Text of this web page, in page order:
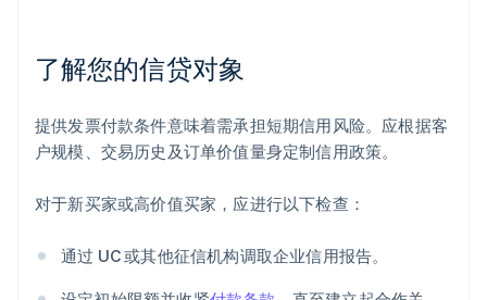
了解您的信贷对象
提供发票付款条件意味着需承担短期信用风险。应根据客
户规模、交易历史及订单价值量身定制信用政策。
对于新买家或高价值买家，应进行以下检查：
通过 UC 或其他征信机构调取企业信用报告。